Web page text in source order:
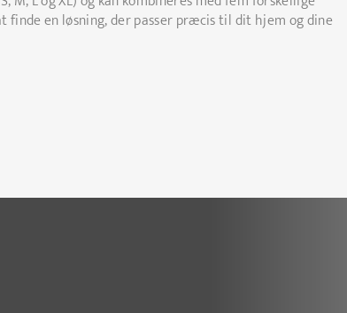
en løsning, der passer præcis til dit hjem og dine